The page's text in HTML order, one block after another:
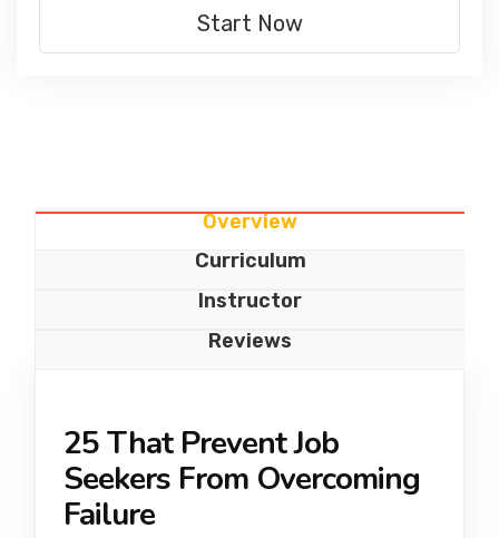
Overview
Curriculum
Instructor
Reviews
25 That Prevent Job
Seekers From Overcoming
Failure
Start Now